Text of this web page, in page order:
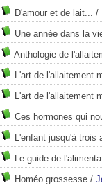
D'amour et de lait... /
Une année dans la
Anthologie de
L'art de l'allaitement
L'art de l'allaitement
Ces hormones qui
L'enfant jusqu'à trois
Le guide de
Homéo grossesse /